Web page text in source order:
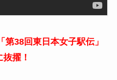
38回東日本女子駅伝」
擢！